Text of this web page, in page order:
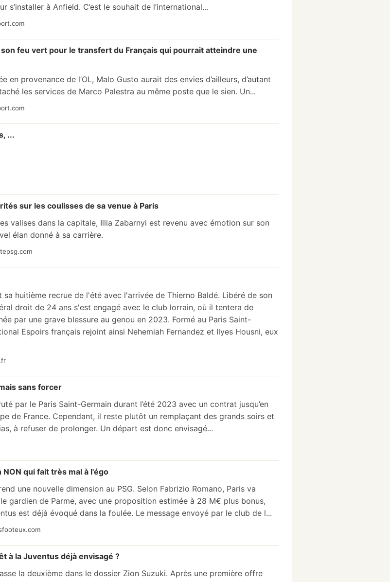
s’installer à Anfield. C’est le souhait de l’international...
son feu vert pour le transfert du Français qui pourrait atteindre une
en provenance de l’OL, Malo Gusto aurait des envies d’ailleurs, d’autant
les services de Marco Palestra au même poste que le sien. Un...
...
sur les coulisses de sa venue à Paris
valises dans la capitale, Illia Zabarnyi est revenu avec émotion sur son
élan donné à sa carrière.
sa huitième recrue de l'été avec l'arrivée de Thierno Baldé. Libéré de son
droit de 24 ans s'est engagé avec le club lorrain, où il tentera de
par une grave blessure au genou en 2023. Formé au Paris Saint-
Espoirs français rejoint ainsi Nehemiah Fernandez et Ilyes Housni, eux
sans forcer
par le Paris Saint-Germain durant l’été 2023 avec un contrat jusqu’en
de France. Cependant, il reste plutôt un remplaçant des grands soirs et
à refuser de prolonger. Un départ est donc envisagé...
NON qui fait très mal à l'égo
une nouvelle dimension au PSG. Selon Fabrizio Romano, Paris va
gardien de Parme, avec une proposition estimée à 28 M€ plus bonus,
est déjà évoqué dans la foulée. Le message envoyé par le club de l...
à la Juventus déjà envisagé ?
la deuxième dans le dossier Zion Suzuki. Après une première offre